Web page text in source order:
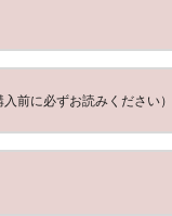
前に必ずお読みください）